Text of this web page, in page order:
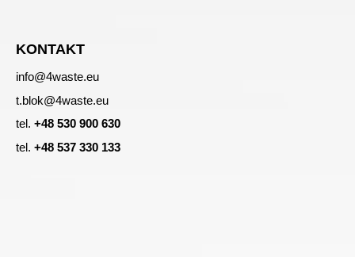
KONTAKT
info@4waste.eu
t.blok@4waste.eu
tel. +48 530 900 630
tel. +48 537 330 133